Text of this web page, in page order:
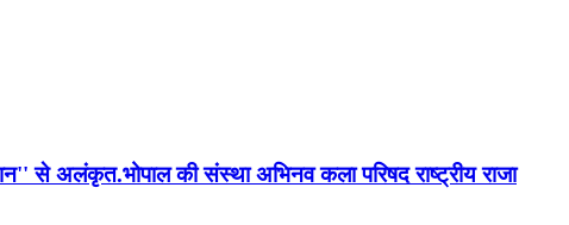
से अलंकृत.भोपाल की संस्था अभिनव कला परिषद राष्ट्रीय राजा